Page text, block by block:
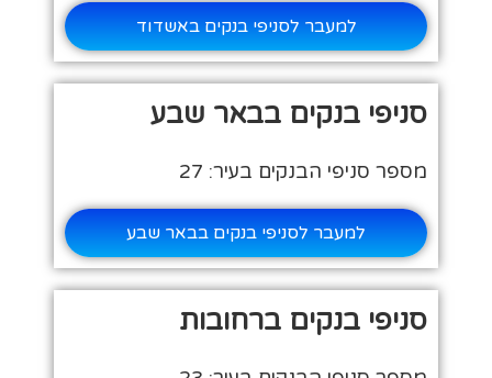
למעבר לסניפי בנקים באשדוד
סניפי בנקים בבאר שבע
מספר סניפי הבנקים בעיר: 27
למעבר לסניפי בנקים בבאר שבע
סניפי בנקים ברחובות